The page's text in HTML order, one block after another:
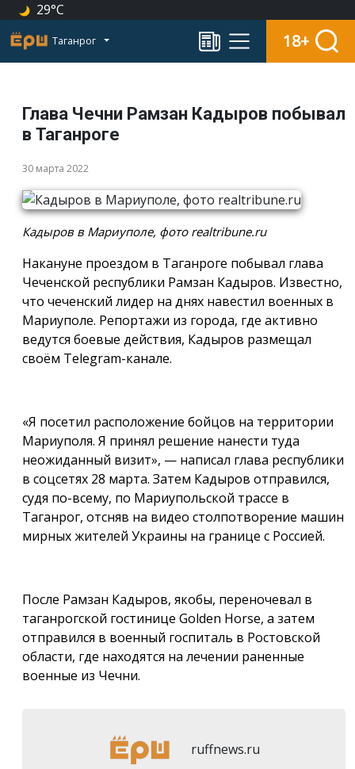
29°C
Таганрог 18+
Глава Чечни Рамзан Кадыров побывал
в Таганроге
30 марта 2022
Кадыров в Мариуполе, фото realtribune.ru
Накануне проездом в Таганроге побывал глава
Чеченской республики Рамзан Кадыров. Известно,
что чеченский лидер на днях навестил военных в
Мариуполе. Репортажи из города, где активно
ведутся боевые действия, Кадыров размещал
своём Telegram-канале.
«Я посетил расположение бойцов на территории
Мариуполя. Я принял решение нанести туда
неожиданный визит», — написал глава республики
в соцсетях 28 марта. Затем Кадыров отправился,
судя по-всему, по Мариупольской трассе в
Таганрог, отсняв на видео столпотворение машин
мирных жителей Украины на границе с Россией.
После Рамзан Кадыров, якобы, переночевал в
таганрогской гостинице Golden Horse, а затем
отправился в военный госпиталь в Ростовской
области, где находятся на лечении раненные
военные из Чечни.
ruffnews.ru